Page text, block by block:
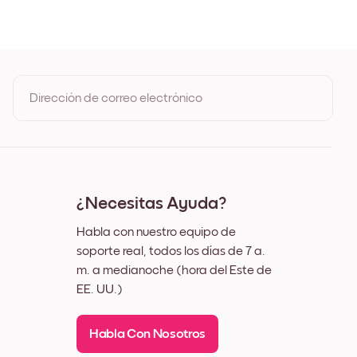
Dirección de correo electrónico
¿Necesitas Ayuda?
Habla con nuestro equipo de
soporte real, todos los días de 7 a.
m. a medianoche (hora del Este de
EE. UU.)
Habla Con Nosotros